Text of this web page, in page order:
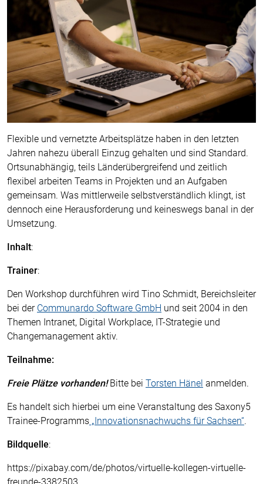
Flexible und vernetzte Arbeitsplätze haben in den letzten
Jahren nahezu überall Einzug gehalten und sind Standard.
Ortsunabhängig, teils Länderübergreifend und zeitlich
flexibel arbeiten Teams in Projekten und an Aufgaben
gemeinsam. Was mittlerweile selbstverständlich klingt, ist
dennoch eine Herausforderung und keineswegs banal in der
Umsetzung.
Inhalt:
Trainer:
Den Workshop durchführen wird Tino Schmidt, Bereichsleiter
bei der Communardo Software GmbH und seit 2004 in den
Themen Intranet, Digital Workplace, IT-Strategie und
Changemanagement aktiv.
Teilnahme:
Freie Plätze vorhanden!Bitte bei Torsten Hänel anmelden.
Es handelt sich hierbei um eine Veranstaltung des Saxony5
Trainee-Programms „Innovationsnachwuchs für Sachsen“.
Bildquelle:
https://pixabay.com/de/photos/virtuelle-kollegen-virtuelle-